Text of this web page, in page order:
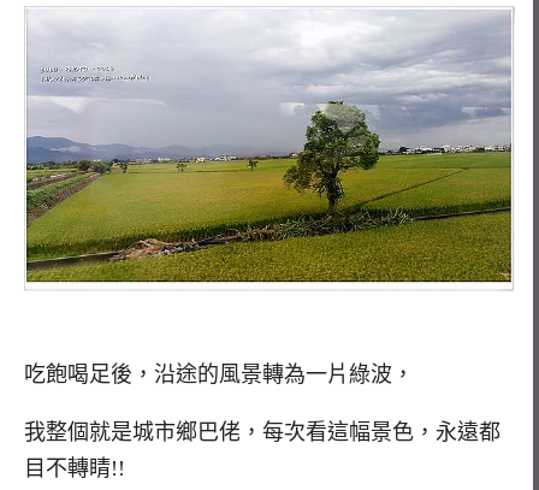
吃飽喝足後，沿途的風景轉為一片綠波，
我整個就是城市鄉巴佬，每次看這幅景色，永遠都
目不轉睛!!